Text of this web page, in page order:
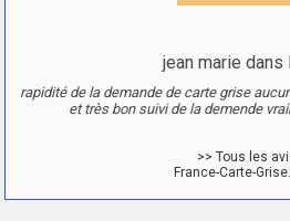
jean marie dans
rapidité de la demande de carte grise
et très bon suivi de la demende
>> Tous les
France-Carte-